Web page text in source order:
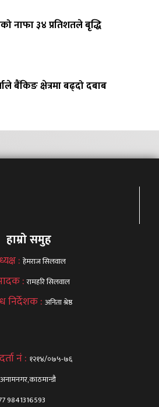
नाफा ३४ प्रतिशतले बृद्धि
बैंकिङ क्षेत्रमा बढ्दो दबाब
हाम्रो समुह
: हेमराज सिलवाल
:रामहरि सिलवाल
निर्देशक : अनिता श्रेष्ठ
नं : १२१४/०७५-७६
अनामनगर,काठमान्डौ
9841316593